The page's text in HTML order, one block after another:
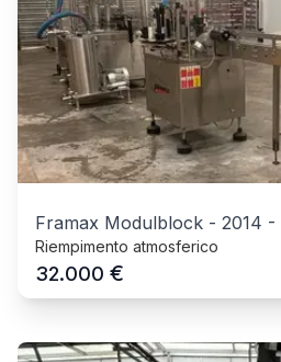
Framax Modulblock - 2014 -
Riempimento atmosferico
32.000 €